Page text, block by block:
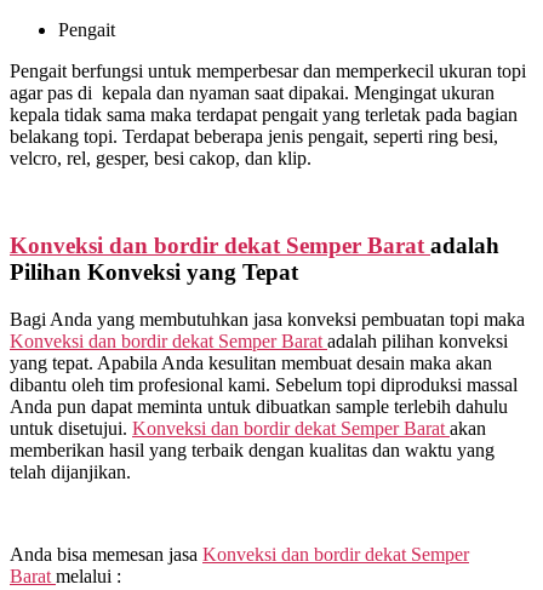
Pengait
Pengait berfungsi untuk memperbesar dan memperkecil ukuran topi
agar pas di kepala dan nyaman saat dipakai. Mengingat ukuran
kepala tidak sama maka terdapat pengait yang terletak pada bagian
belakang topi. Terdapat beberapa jenis pengait, seperti ring besi,
velcro, rel, gesper, besi cakop, dan klip.
Konveksi dan bordir dekat Semper Barat adalah
Pilihan Konveksi yang Tepat
Bagi Anda yang membutuhkan jasa konveksi pembuatan topi maka
Konveksi dan bordir dekat Semper Barat adalah pilihan konveksi
yang tepat. Apabila Anda kesulitan membuat desain maka akan
dibantu oleh tim profesional kami. Sebelum topi diproduksi massal
Anda pun dapat meminta untuk dibuatkan sample terlebih dahulu
untuk disetujui. Konveksi dan bordir dekat Semper Barat akan
memberikan hasil yang terbaik dengan kualitas dan waktu yang
telah dijanjikan.
Anda bisa memesan jasa Konveksi dan bordir dekat Semper
Barat melalui :